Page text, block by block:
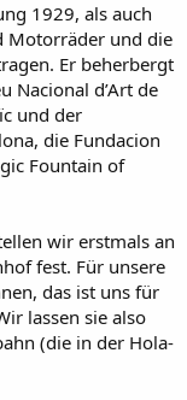
1929, als auch
Motorräder und die
Er beherbergt
Nacional d’Art de
und der
die Fundacion
Fountain of
wir erstmals an
fest. Für unsere
das ist uns für
lassen sie also
(die in der Hola-